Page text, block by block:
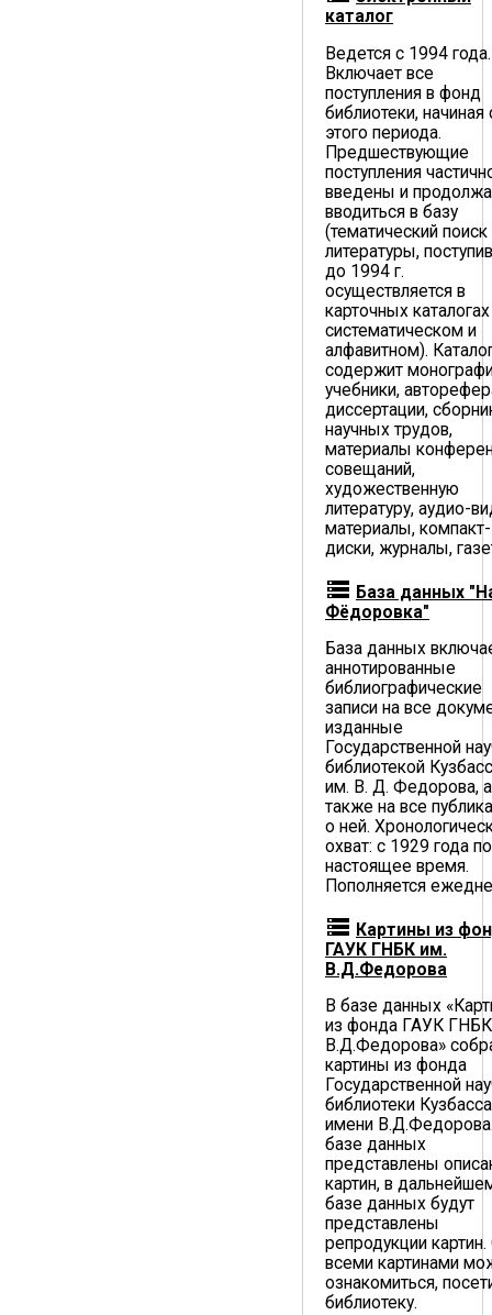
каталог
Ведется с 1994 года.
Включает все
поступления в фонд
библиотеки, начиная
этого периода.
Предшествующие
поступления
введены и
вводиться в базу
(тематический поиск
литературы,
до 1994 г.
осуществляется в
карточных
систематическом и
алфавитном).
содержит
учебники,
диссертации,
научных трудов,
материалы
совещаний,
художественную
литературу, аудио-
материалы, компакт-
диски, журналы,
storage База данных
Фёдоровка"
База данных
аннотированные
библиографические
записи на все
изданные
Государственной
библиотекой
им. В. Д. Федорова, а
также на все
о ней.
охват: с 1929 года по
настоящее время.
Пополняется
storage Картины из
ГАУК ГНБК им.
В.Д.Федорова
В базе данных
из фонда ГАУК
В.Д.Федорова»
картины из фонда
Государственной
библиотеки Кузбасса
имени
базе данных
представлены
картин, в
базе данных будут
представлены
репродукции
всеми картинами
ознакомиться,
библиотеку.